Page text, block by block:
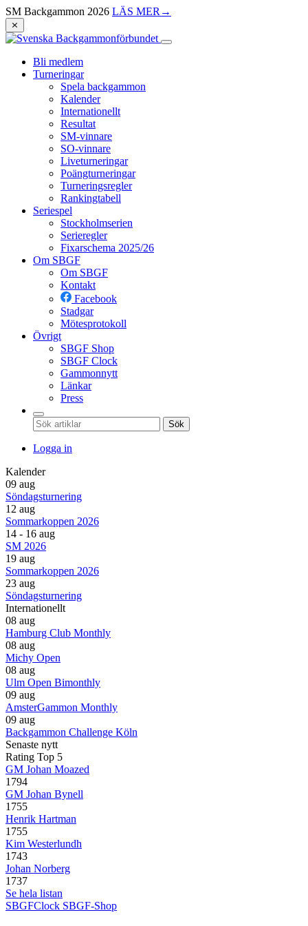
SM Backgammon 2026 LÄS MER →
⨯
Bli medlem
Turneringar
Spela backgammon
Kalender
Internationellt
Resultat
SM-vinnare
SO-vinnare
Liveturneringar
Poängturneringar
Turneringsregler
Rankingtabell
Seriespel
Stockholmserien
Serieregler
Fixarschema 2025/26
Om SBGF
Om SBGF
Kontakt
Facebook
Stadgar
Mötesprotokoll
Övrigt
SBGF Shop
SBGF Clock
Gammonnytt
Länkar
Press
Sök
Logga in
Kalender
09 aug
Söndagsturnering
12 aug
Sommarkoppen 2026
14 - 16 aug
SM 2026
19 aug
Sommarkoppen 2026
23 aug
Söndagsturnering
Internationellt
08 aug
Hamburg Club Monthly
08 aug
Michy Open
08 aug
Ulm Open Bimonthly
09 aug
AmsterGammon Monthly
09 aug
Backgammon Challenge Köln
Senaste nytt
Rating Top 5
GM Johan Moazed
1794
GM Johan Bynell
1755
Henrik Hartman
1755
Kim Westerlundh
1743
Johan Norberg
1737
Se hela listan
SBGFClock SBGF-Shop